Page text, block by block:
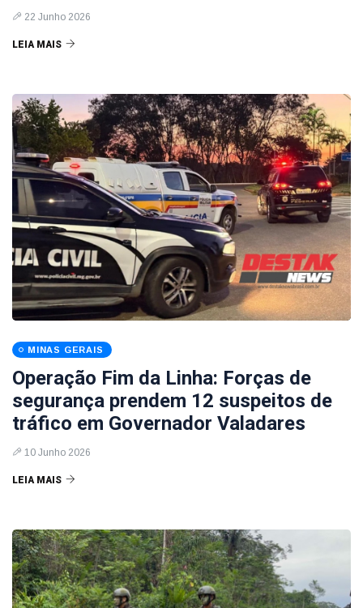
22 Junho 2026
LEIA MAIS
MINAS GERAIS
Operação Fim da Linha: Forças de
segurança prendem 12 suspeitos de
tráfico em Governador Valadares
10 Junho 2026
LEIA MAIS